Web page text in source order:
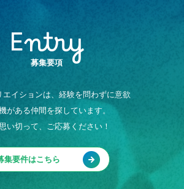
Entry
募集要項
エイションは、経験を問わずに意欲
がある仲間を探しています。
い切って、ご応募ください！
集要件はこちら